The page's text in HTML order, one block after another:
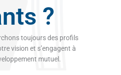
?
toujours des profils
vision et s’engagent à
mutuel.